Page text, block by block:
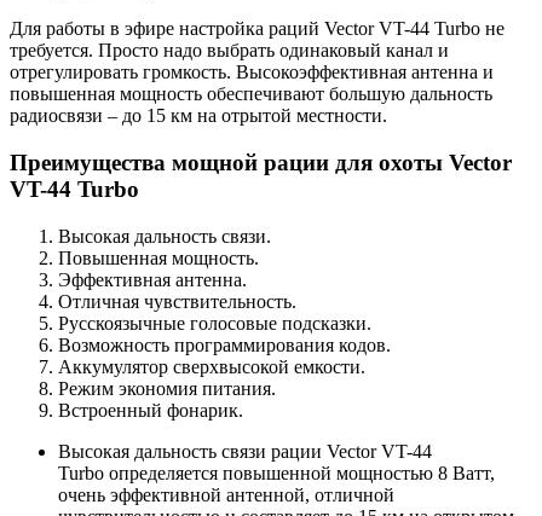
Для работы в эфире настройка раций Vector VT-44 Turbo не
требуется. Просто надо выбрать одинаковый канал и
отрегулировать громкость. Высокоэффективная антенна и
повышенная мощность обеспечивают большую дальность
радиосвязи – до 15 км на отрытой местности.
Преимущества мощной рации для охоты Vector
VT-44 Turbo
Высокая дальность связи.
Повышенная мощность.
Эффективная антенна.
Отличная чувствительность.
Русскоязычные голосовые подсказки.
Возможность программирования кодов.
Аккумулятор сверхвысокой емкости.
Режим экономия питания.
Встроенный фонарик.
Высокая дальность связи рации Vector VT-44
Turbo определяется повышенной мощностью 8 Ватт,
очень эффективной антенной, отличной